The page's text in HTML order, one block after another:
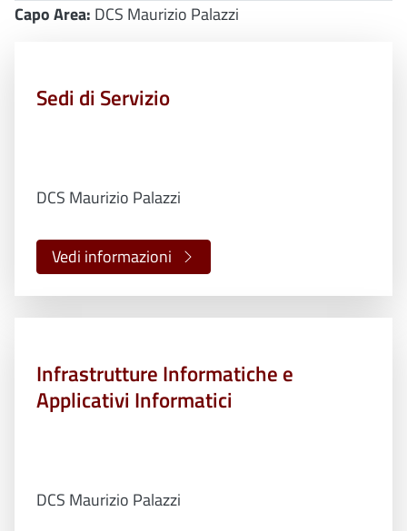
Capo Area: DCS Maurizio Palazzi
Sedi di Servizio
DCS Maurizio Palazzi
Vedi informazioni
Infrastrutture Informatiche e
Applicativi Informatici
DCS Maurizio Palazzi